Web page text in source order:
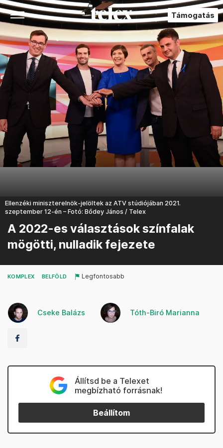
Támogatás
Ellenzéki miniszterelnök-jelöltek az ATV stúdiójában 2021.
szeptember 12-én – Fotó: Bődey János / Telex
A 2022-es választások színfalak
mögötti, nulladik fejezete
KOMPLEX BELFÖLD Legfontosabb
Cseke Balázs Tóth-Biró Marianna
Állítsd be a Telexet
megbízható forrásnak!
Beállítom